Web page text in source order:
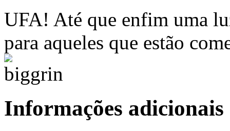
UFA! Até que enfim uma
para aqueles que estão
Informações adicionais